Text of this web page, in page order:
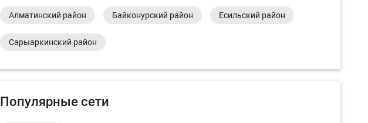
Алматинский район Байконурский район Есильский район
Сарыаркинский район
Популярные сети